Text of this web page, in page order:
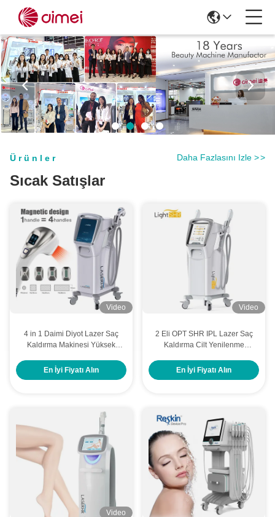
Ürünler
Sıcak Satışlar
Daha Fazlasını Izle >>
Video
4 in 1 Daimi Diyot Lazer Saç
Kaldırma Makinesi Yüksek
Boyutu
En İyi Fiyatı Alın
Video
2 Eli OPT SHR IPL Lazer Saç
Kaldırma Cilt Yenilenme
En İyi Fiyatı Alın
Video